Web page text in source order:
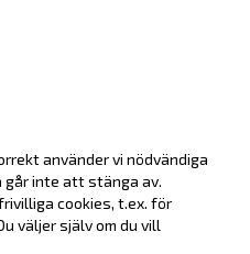
använder vi nödvändiga
går inte att stänga av.
cookies, t.ex. för
väljer själv om du vill